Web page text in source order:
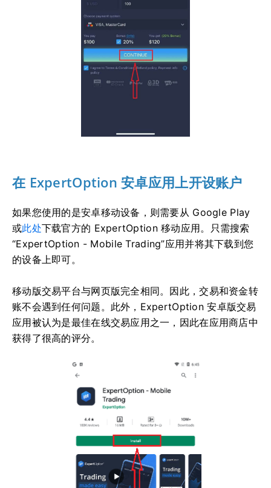
在 ExpertOption 安卓应用上开设账户
如果您使用的是安卓移动设备，则需要从 Google Play
或此处下载官方的 ExpertOption 移动应用。只需搜索
“ExpertOption - Mobile Trading”应用并将其下载到您
的设备上即可。
移动版交易平台与网页版完全相同。因此，交易和资金转
账不会遇到任何问题。此外，ExpertOption 安卓版交易
应用被认为是最佳在线交易应用之一，因此在应用商店中
获得了很高的评分。